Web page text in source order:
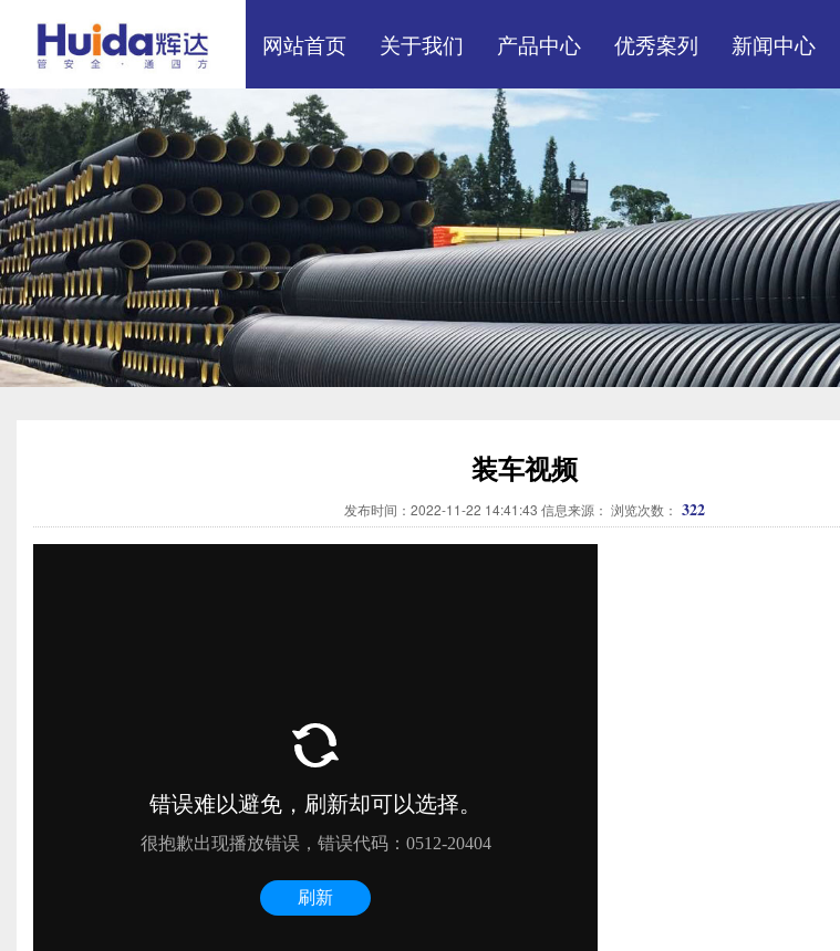
网站首页 关于我们
厂区展示
产品中心
市政、民建排水排污管
材管件系列
市政民用消防给水管灌
溉管材管件
电力通讯线管线盒系列
优秀案列
装货现场
新闻中心
常见问题
装车视频
发布时间：2022-11-22 14:41:43 信息来源： 浏览次数： 322